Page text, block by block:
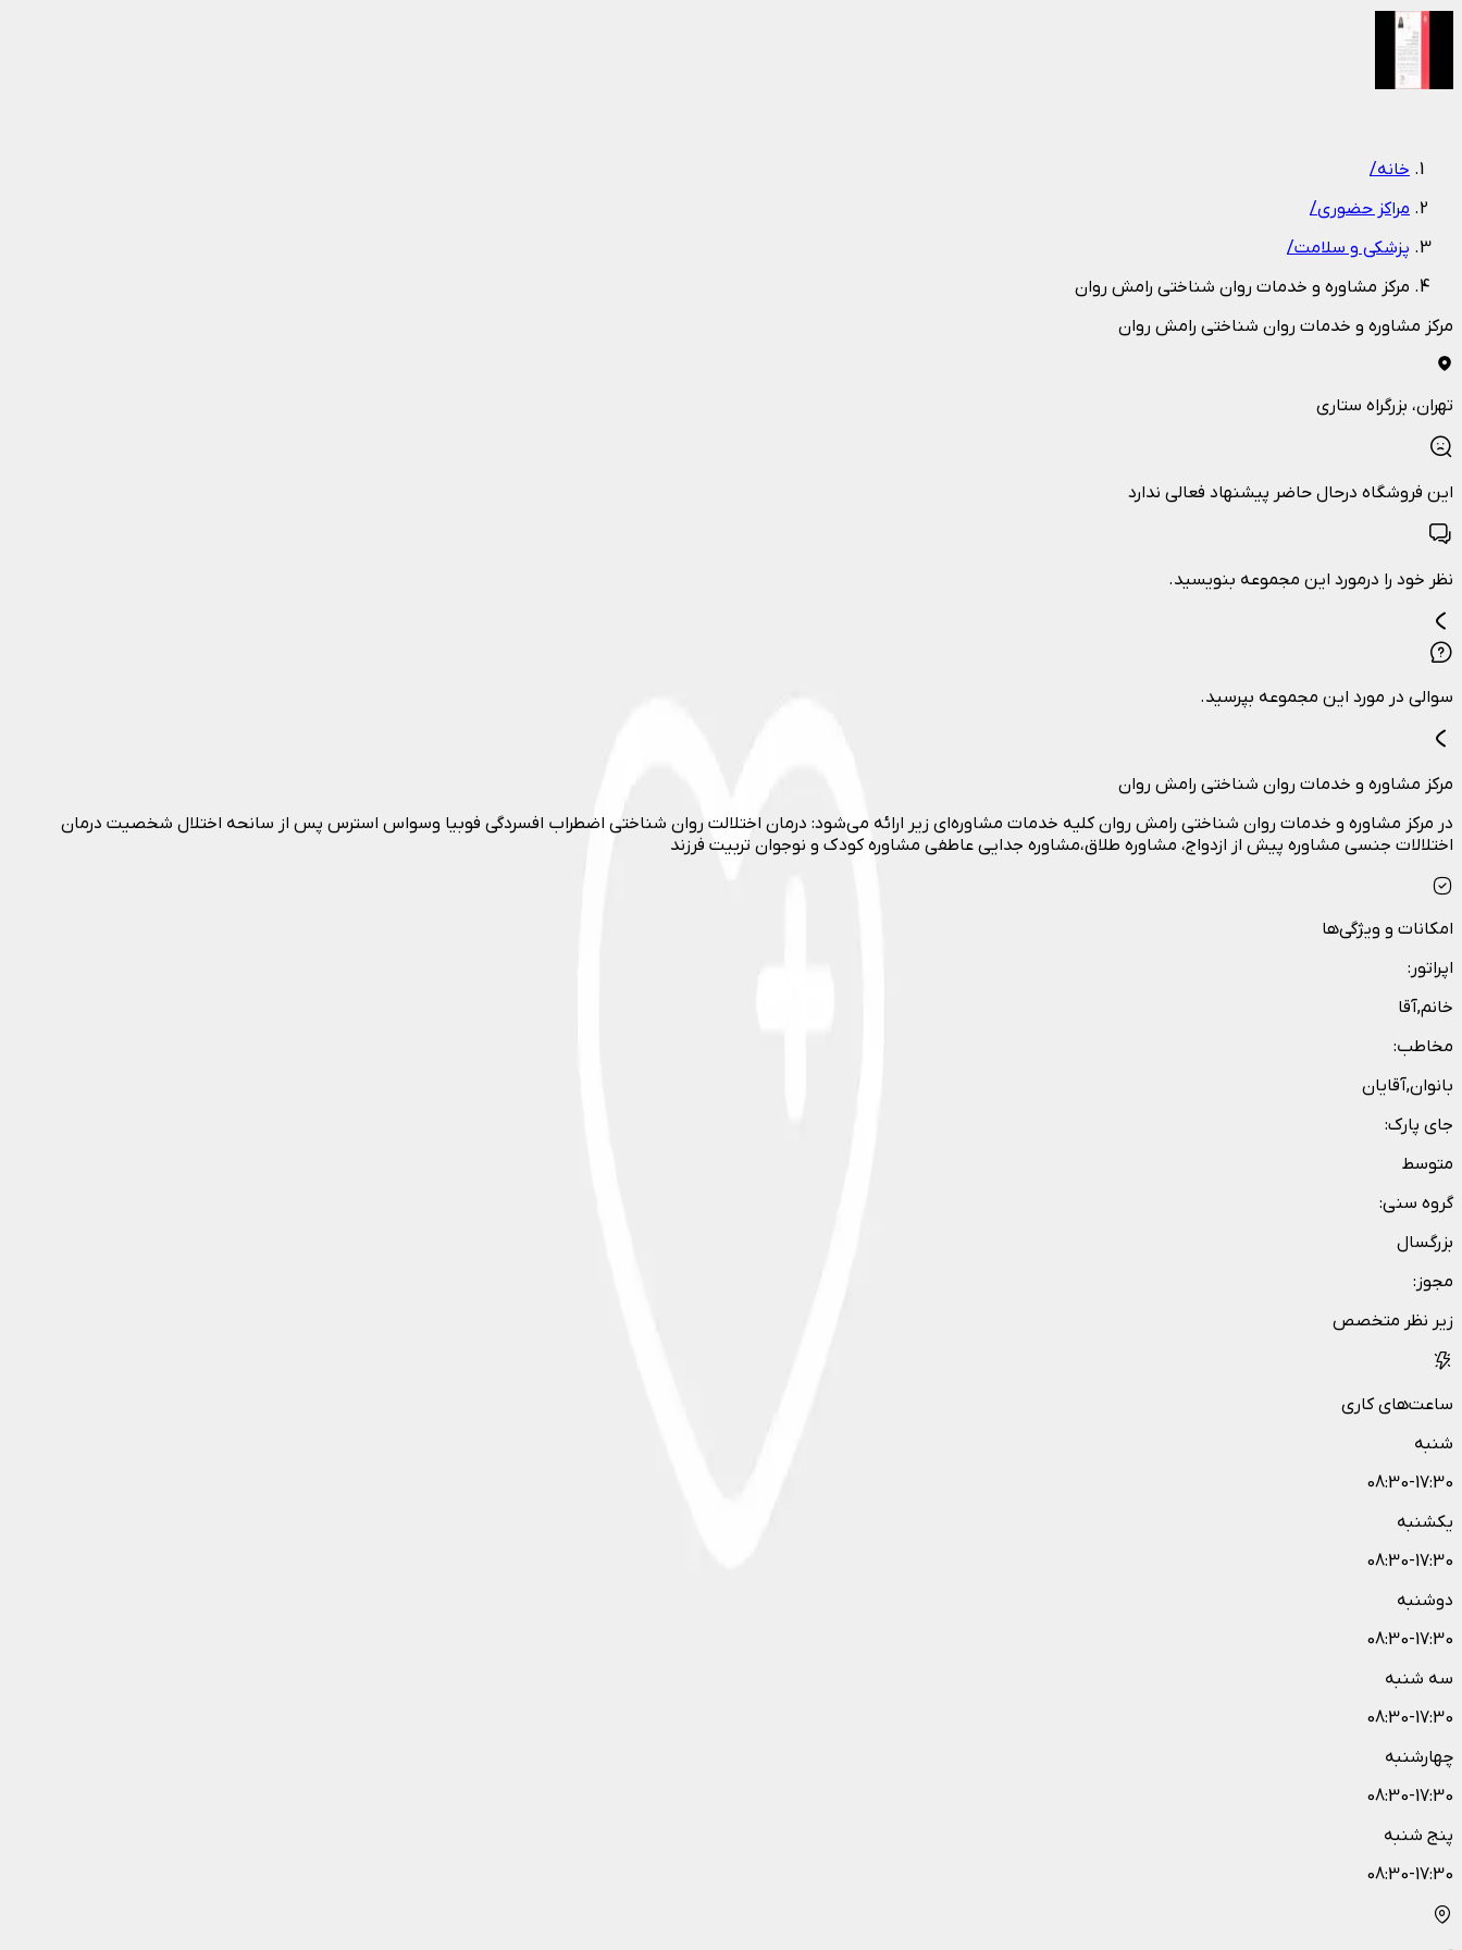
1/1
خانه/
مراکز حضوری/
پزشکی و سلامت/
مرکز مشاوره و خدمات روان شناختی رامش روان
مرکز مشاوره و خدمات روان شناختی رامش روان
تهران، بزرگراه ستاری
این فروشگاه درحال حاضر پیشنهاد فعالی ندارد
نظر خود را درمورد این مجموعه بنویسید.
سوالی در مورد این مجموعه بپرسید.
مرکز مشاوره و خدمات روان شناختی رامش روان
در مرکز مشاوره و خدمات روان شناختی رامش روان کلیه خدمات مشاوره‌ای زیر ارائه می‌شود: درمان اختلالت روان شناختی اضطراب افسردگی فوبیا وسواس استرس پس از سانحه اختلال شخصیت درمان
اختلالات جنسی مشاوره پیش از ازدواج، مشاوره طلاق،مشاوره جدایی عاطفی مشاوره کودک و نوجوان تربیت فرزند
امکانات و ویژگی‌ها
اپراتور :
خانم,آقا
مخاطب:
بانوان,آقایان
جای پارک:
متوسط
گروه سنی:
بزرگسال
مجوز :
زیر نظر متخصص
ساعت‌های کاری
شنبه
08:30-17:30
یکشنبه
08:30-17:30
دوشنبه
08:30-17:30
سه شنبه
08:30-17:30
چهارشنبه
08:30-17:30
پنج شنبه
08:30-17:30